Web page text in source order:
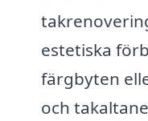
estetiska
färgbyten
och